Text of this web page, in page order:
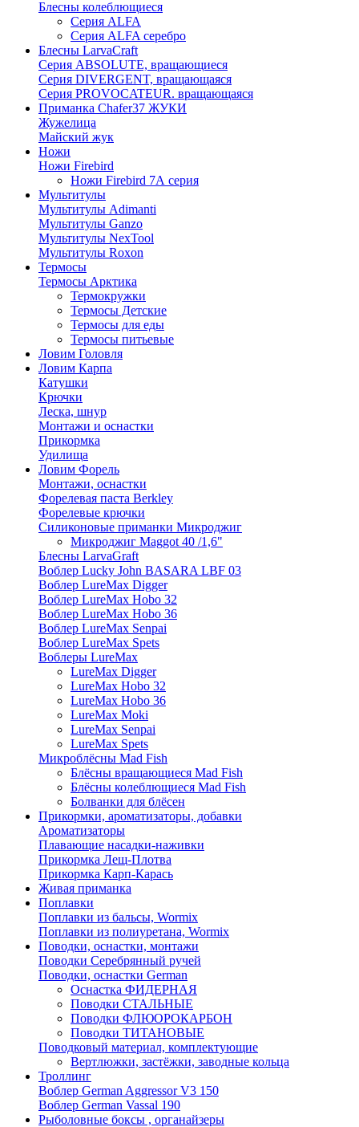
Блесны колеблющиеся
Серия ALFA
Серия ALFA серебро
Блесны LarvaCraft
Серия ABSOLUTE, вращающиеся
Серия DIVERGENT, вращающаяся
Серия PROVOCATEUR. вращающаяся
Приманка Chafer37 ЖУКИ
Жужелица
Майский жук
Ножи
Ножи Firebird
Ножи Firebird 7А серия
Мультитулы
Мультитулы Adimanti
Мультитулы Ganzo
Мультитулы NexTool
Мультитулы Roxon
Термосы
Термосы Арктика
Термокружки
Термосы Детские
Термосы для еды
Термосы питьевые
Ловим Головля
Ловим Карпа
Катушки
Крючки
Леска, шнур
Монтажи и оснастки
Прикормка
Удилища
Ловим Форель
Монтажи, оснастки
Форелевая паста Berkley
Форелевые крючки
Силиконовые приманки Микроджиг
Микроджиг Maggot 40 /1,6"
Блесны LarvaGraft
Воблер Lucky John BASARA LBF 03
Воблер LureMax Digger
Воблер LureMax Hobo 32
Воблер LureMax Hobo 36
Воблер LureMax Senpai
Воблер LureMax Spets
Воблеры LureMax
LureMax Digger
LureMax Hobo 32
LureMax Hobo 36
LureMax Moki
LureMax Senpai
LureMax Spets
Микроблёсны Mad Fish
Блёсны вращающиеся Mad Fish
Блёсны колеблющиеся Mad Fish
Болванки для блёсен
Прикормки, ароматизаторы, добавки
Ароматизаторы
Плавающие насадки-наживки
Прикормка Лещ-Плотва
Прикормка Карп-Карась
Живая приманка
Поплавки
Поплавки из бальсы, Wormix
Поплавки из полиуретана, Wormix
Поводки, оснастки, монтажи
Поводки Серебрянный ручей
Поводки, оснастки German
Оснастка ФИДЕРНАЯ
Поводки СТАЛЬНЫЕ
Поводки ФЛЮОРОКАРБОН
Поводки ТИТАНОВЫЕ
Поводковый материал, комплектующие
Вертлюжки, застёжки, заводные кольца
Троллинг
Воблер German Aggressor V3 150
Воблер German Vassal 190
Рыболовные боксы , органайзеры